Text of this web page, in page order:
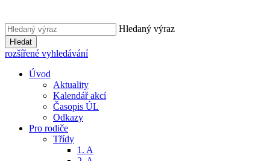
Hledaný výraz
Hledat
rozšířené vyhledávání
Úvod
Aktuality
Kalendář akcí
Časopis ÚL
Odkazy
Pro rodiče
Třídy
1. A